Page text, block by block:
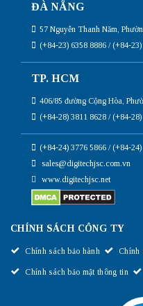
ĐÀ NẴNG
57 Nguyễn Thanh Năm,
(+84-23) 6358 8886 / (+84-
TP. HCM
406/85 đường Cộng Hòa,
(+84-28) 3811 8628 / (+84-
(+84-24) 3776 5866 / (+84-
sales@digitechjsc.com.vn
www.digitechjsc.net
CHÍNH SÁCH CÔNG TY
Chính sách bảo hành Chính
Chính sách bảo mật thông tin